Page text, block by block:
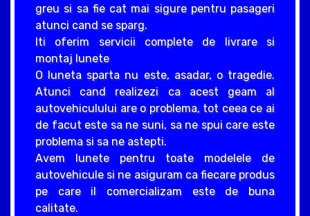
greu si sa fie cat mai sigure pentru pasageri
atunci cand se sparg.
Iti oferim servicii complete de livrare si
montaj lunete
O luneta sparta nu este, asadar, o tragedie.
Atunci cand realizezi ca acest geam al
autovehiculului are o problema, tot ceea ce ai
de facut este sa ne suni, sa ne spui care este
problema si sa ne astepti.
Avem lunete pentru toate modelele de
autovehicule si ne asiguram ca fiecare produs
pe care il comercializam este de buna
calitate.